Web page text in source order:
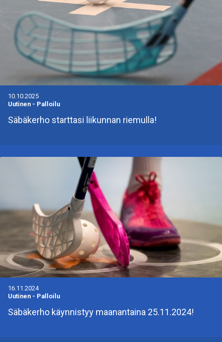
10.10.2025
Uutinen - Palloilu
Säbäkerho starttasi liikunnan riemulla!
16.11.2024
Uutinen - Palloilu
Säbäkerho käynnistyy maanantaina 25.11.2024!